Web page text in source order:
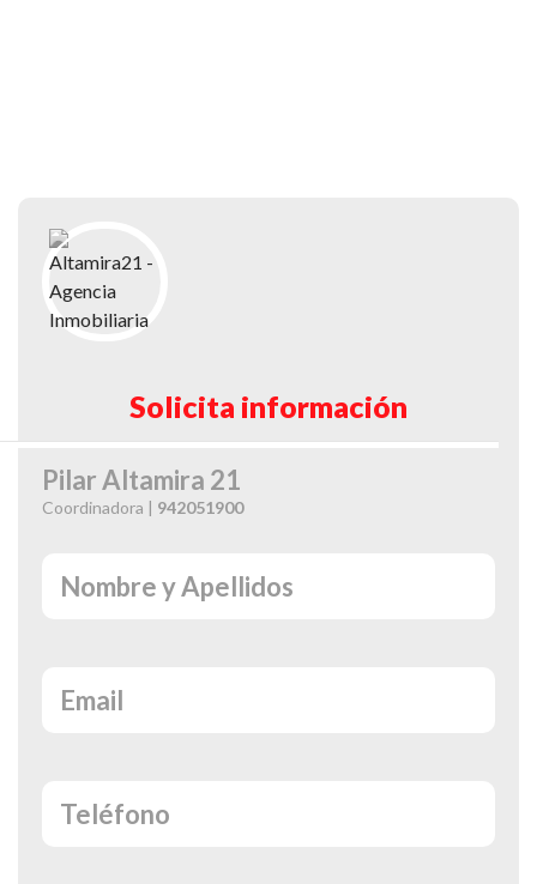
Solicita información
Pilar Altamira 21
Coordinadora | 942051900